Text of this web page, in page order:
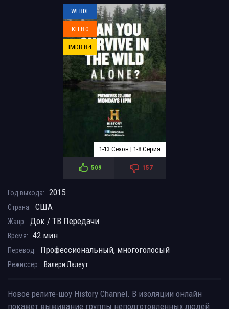
WEBDL
КП 8.0
IMDB 8.4
1-13 Сезон | 1-8 Серия
509 157
Год выхода: 2015
Страна: США
Жанр: Док / ТВ Передачи
Время: 42 мин.
Перевод: Профессиональный, многоголосый
Режиссер: Валери Лалеут
Новое релите-шоу History Channel. В изоляции онлайн
покажет выживание группы неподготовленных людей